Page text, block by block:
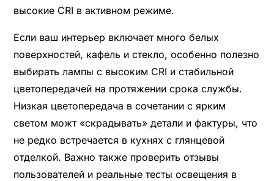
высокие CRI в активном режиме.
Если ваш интерьер включает много белых
поверхностей, кафель и стекло, особенно полезно
выбирать лампы с высоким CRI и стабильной
цветопередачей на протяжении срока службы.
Низкая цветопередача в сочетании с ярким
светом можт «скрадывать» детали и фактуры, что
не редко встречается в кухнях с глянцевой
отделкой. Важно также проверить отзывы
пользователей и реальные тесты освещения в